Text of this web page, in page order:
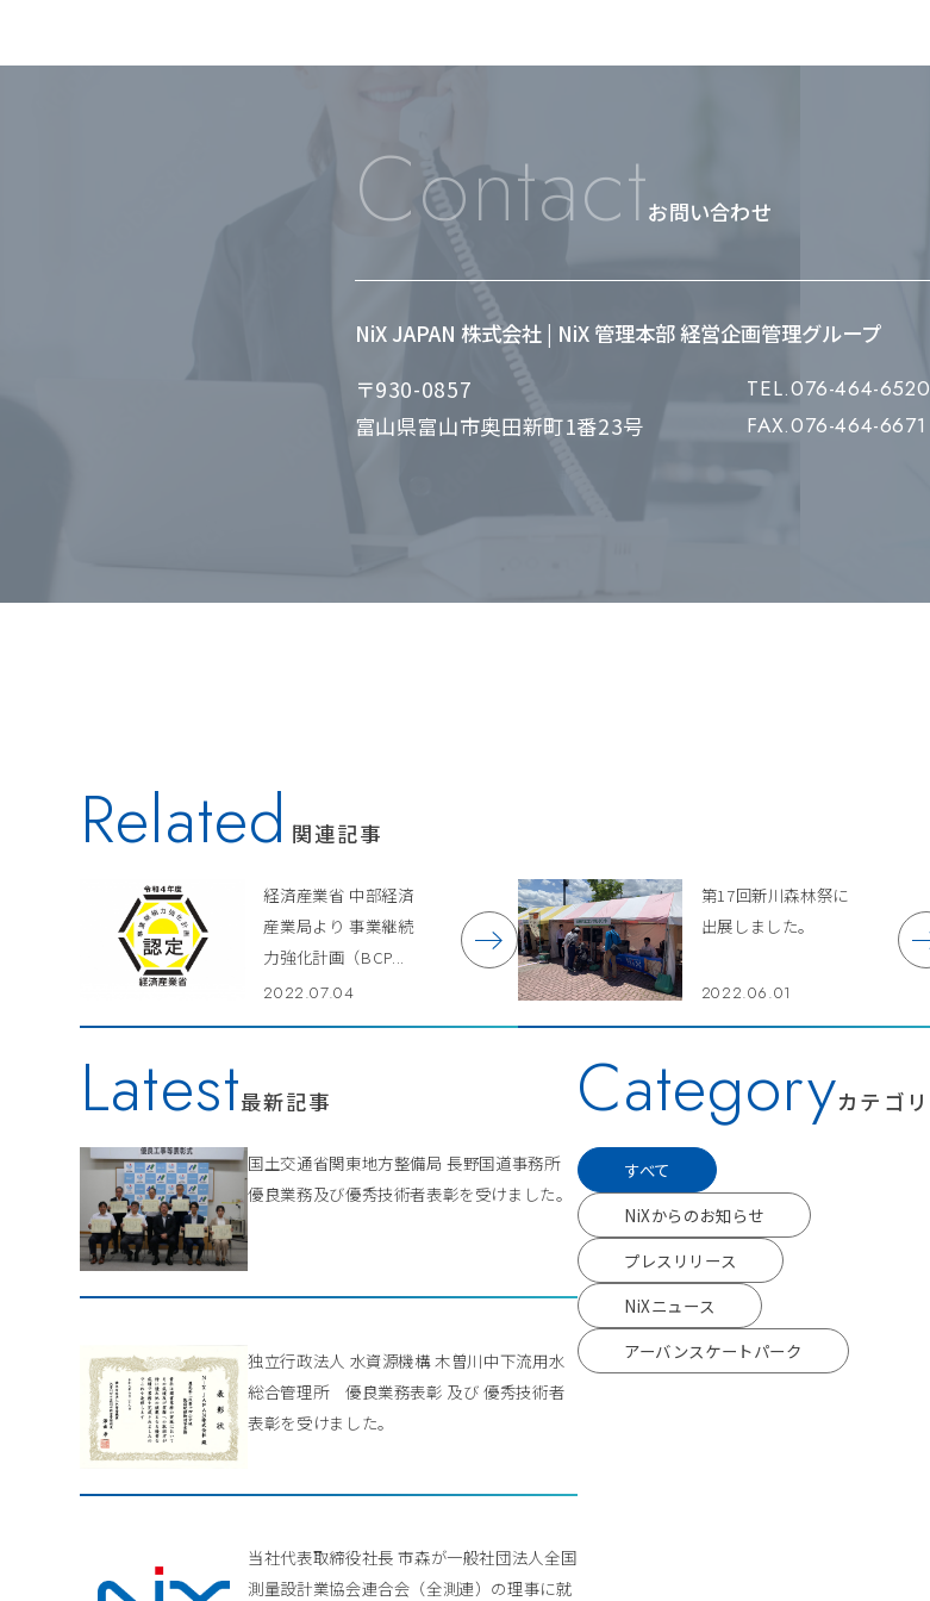
Contactお問い合わせ
NiX JAPAN 株式会社 | NiX 管理本部 経営企画管理グループ
〒930-0857
富山県富山市奥田新町1番23号
TEL.076-464-6520
FAX.076-464-6671
Related 関連記事
経済産業省 中部経済
産業局より 事業継続
力強化計画（BCP...
2022.07.04
第17回新川森林祭に
出展しました。
2022.06.01
Latest最新記事
国土交通省関東地方整備局 長野国道事務所
優良業務及び優秀技術者表彰を受けました。
独立行政法人 水資源機構 木曽川中下流用水
総合管理所 優良業務表彰 及び 優秀技術者
表彰を受けました。
当社代表取締役社長 市森が一般社団法人全国
測量設計業協会連合会（全測連）の理事に就
Categoryカテゴリ
すべて
NiXからのお知らせ
プレスリリース
NiXニュース
アーバンスケートパーク